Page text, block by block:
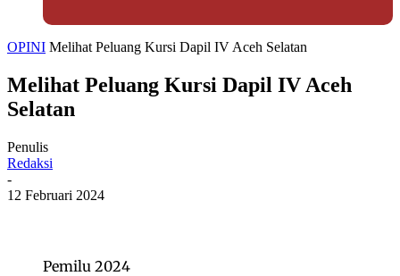
OPINI Melihat Peluang Kursi Dapil IV Aceh Selatan
Melihat Peluang Kursi Dapil IV Aceh
Selatan
Penulis
Redaksi
-
12 Februari 2024
Pemilu 2024